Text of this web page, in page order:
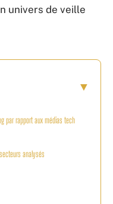
univers de veille
par rapport aux médias tech
analysés